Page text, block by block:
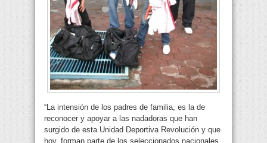
“La intensión de los padres de familia, es la de
reconocer y apoyar a las nadadoras que han
surgido de esta Unidad Deportiva Revolución y que
hoy, forman parte de los seleccionados nacionales